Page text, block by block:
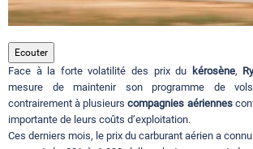
Evenements
Contact
Ecouter
Face à la forte volatilité des prix du kérosène,
mesure de maintenir son programme de
contrairement à plusieurscompagnies aériennes
importante de leurs coûts d’exploitation.
Ces derniers mois, le prix du carburant aérien a